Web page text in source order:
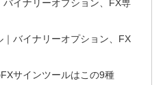
イナリーオプション、FX専
｜バイナリーオプション、FX
サインツールはこの9種